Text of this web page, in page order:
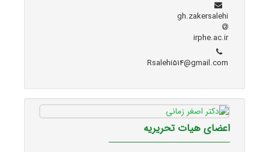
gh.zakersalehi
irphe.ac.ir
Rsalehi514@gmail.com
اعضای هیات تحریریه